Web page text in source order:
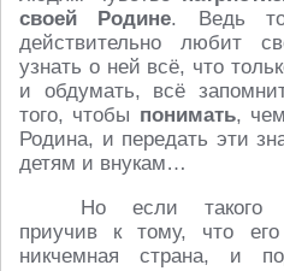
своей Родине. Ведь
действительно любит
узнать о ней всё, что
и обдумать, всё
того, чтобы понимать,
Родина, и передать эти
детям и внукам…
Но если такого
приучив к тому, что
никчемная страна, и